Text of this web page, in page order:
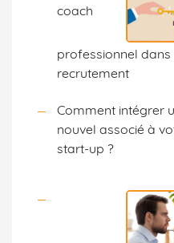
coach
professionnel
recrutement
Comment intégrer
nouvel associé à
start-up ?